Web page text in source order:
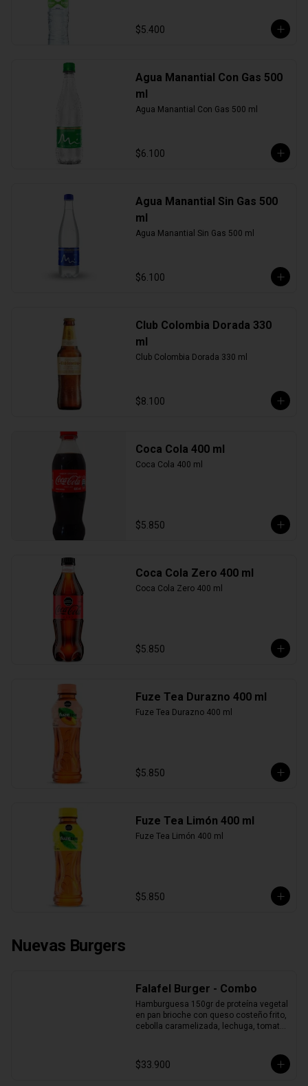
$5.400
Agua Manantial Con Gas 500
ml
Agua Manantial Con Gas 500 ml
$6.100
Agua Manantial Sin Gas 500
ml
Agua Manantial Sin Gas 500 ml
$6.100
Club Colombia Dorada 330
ml
Club Colombia Dorada 330 ml
$8.100
Coca Cola 400 ml
Coca Cola 400 ml
$5.850
Coca Cola Zero 400 ml
Coca Cola Zero 400 ml
$5.850
Fuze Tea Durazno 400 ml
Fuze Tea Durazno 400 ml
$5.850
Fuze Tea Limón 400 ml
Fuze Tea Limón 400 ml
$5.850
Nuevas Burgers
Falafel Burger - Combo
Hamburguesa 150gr de proteína vegetal
en pan brioche con queso costeño frito,
cebolla caramelizada, lechuga, tomate
$33.900